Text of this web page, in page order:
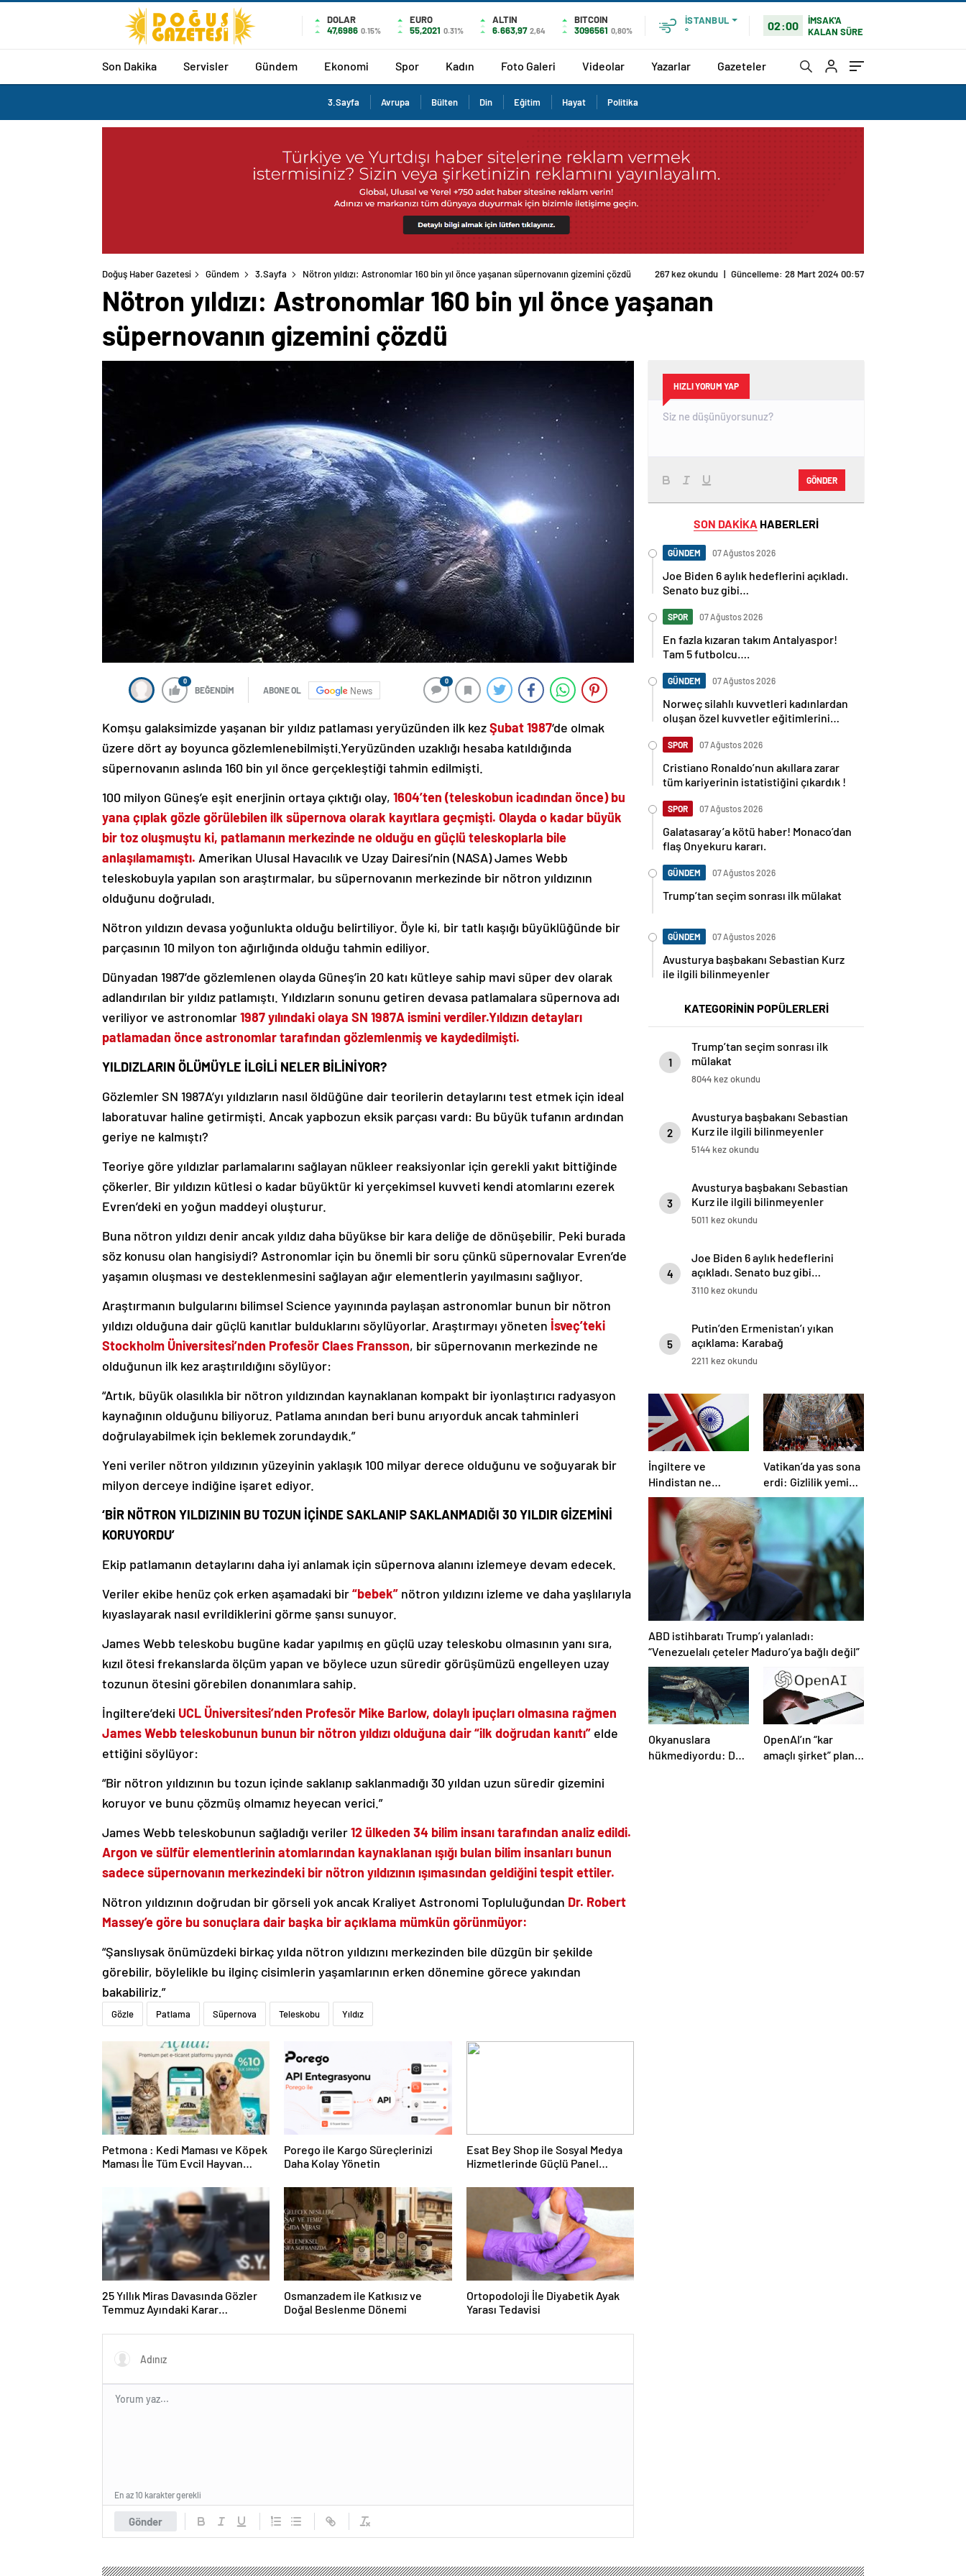
DOLAR
47,6986 0.15%
EURO
55,2021 0.31%
ALTIN
6.663,97 2,64
BITCOIN
3096561 0,80%
İSTANBUL
°
02:00
İMSAK'A
KALAN SÜRE
Son Dakika Servisler Gündem Ekonomi Spor Kadın Foto Galeri Videolar Yazarlar Gazeteler
3.Sayfa Avrupa Bülten Din Eğitim Hayat Politika
Doğuş Haber Gazetesi Gündem 3.Sayfa Nötron yıldızı: Astronomlar 160 bin yıl önce yaşanan süpernovanın gizemini çözdü 267 kez okundu | Güncelleme: 28 Mart 2024 00:57
Nötron yıldızı: Astronomlar 160 bin yıl önce yaşanan
süpernovanın gizemini çözdü
0
BEĞENDİM ABONE OL News
0
Komşu galaksimizde yaşanan bir yıldız patlaması yeryüzünden ilk kezŞubat 1987‘de olmak
üzere dört ay boyunca gözlemlenebilmişti.Yeryüzünden uzaklığı hesaba katıldığında
süpernovanın aslında 160 bin yıl önce gerçekleştiği tahmin edilmişti.
100 milyon Güneş’e eşit enerjinin ortaya çıktığı olay, 1604’ten (teleskobun icadından önce) bu
yana çıplak gözle görülebilen ilk süpernova olarak kayıtlara geçmişti. Olayda o kadar büyük
bir toz oluşmuştu ki, patlamanın merkezinde ne olduğu en güçlü teleskoplarla bile
anlaşılamamıştı. Amerikan Ulusal Havacılık ve Uzay Dairesi’nin (NASA) James Webb
teleskobuyla yapılan son araştırmalar, bu süpernovanın merkezinde bir nötron yıldızının
olduğunu doğruladı.
Nötron yıldızın devasa yoğunlukta olduğu belirtiliyor. Öyle ki, bir tatlı kaşığı büyüklüğünde bir
parçasının 10 milyon ton ağırlığında olduğu tahmin ediliyor.
Dünyadan 1987’de gözlemlenen olayda Güneş’in 20 katı kütleye sahip mavi süper dev olarak
adlandırılan bir yıldız patlamıştı. Yıldızların sonunu getiren devasa patlamalara süpernova adı
veriliyor ve astronomlar1987 yılındaki olaya SN 1987A ismini verdiler.Yıldızın detayları
patlamadan önce astronomlar tarafından gözlemlenmiş ve kaydedilmişti.
YILDIZLARIN ÖLÜMÜYLE İLGİLİ NELER BİLİNİYOR?
Gözlemler SN 1987A’yı yıldızların nasıl öldüğüne dair teorilerin detaylarını test etmek için ideal
laboratuvar haline getirmişti. Ancak yapbozun eksik parçası vardı: Bu büyük tufanın ardından
geriye ne kalmıştı?
Teoriye göre yıldızlar parlamalarını sağlayan nükleer reaksiyonlar için gerekli yakıt bittiğinde
çökerler. Bir yıldızın kütlesi o kadar büyüktür ki yerçekimsel kuvveti kendi atomlarını ezerek
Evren’deki en yoğun maddeyi oluşturur.
Buna nötron yıldızı denir ancak yıldız daha büyükse bir kara deliğe de dönüşebilir. Peki burada
söz konusu olan hangisiydi? Astronomlar için bu önemli bir soru çünkü süpernovalar Evren’de
yaşamın oluşması ve desteklenmesini sağlayan ağır elementlerin yayılmasını sağlıyor.
Araştırmanın bulgularını bilimsel Science yayınında paylaşan astronomlar bunun bir nötron
yıldızı olduğuna dair güçlü kanıtlar bulduklarını söylüyorlar. Araştırmayı yöneten İsveç’teki
Stockholm Üniversitesi’nden Profesör Claes Fransson, bir süpernovanın merkezinde ne
olduğunun ilk kez araştırıldığını söylüyor:
“Artık, büyük olasılıkla bir nötron yıldızından kaynaklanan kompakt bir iyonlaştırıcı radyasyon
kaynağının olduğunu biliyoruz. Patlama anından beri bunu arıyorduk ancak tahminleri
doğrulayabilmek için beklemek zorundaydık.”
Yeni veriler nötron yıldızının yüzeyinin yaklaşık 100 milyar derece olduğunu ve soğuyarak bir
milyon derceye indiğine işaret ediyor.
‘BİR NÖTRON YILDIZININ BU TOZUN İÇİNDE SAKLANIP SAKLANMADIĞI 30 YILDIR GİZEMİNİ
KORUYORDU’
Ekip patlamanın detaylarını daha iyi anlamak için süpernova alanını izlemeye devam edecek.
Veriler ekibe henüz çok erken aşamadaki bir“bebek” nötron yıldızını izleme ve daha yaşlılarıyla
kıyaslayarak nasıl evrildiklerini görme şansı sunuyor.
James Webb teleskobu bugüne kadar yapılmış en güçlü uzay teleskobu olmasının yanı sıra,
kızıl ötesi frekanslarda ölçüm yapan ve böylece uzun süredir görüşümüzü engelleyen uzay
tozunun ötesini görebilen donanımlara sahip.
İngiltere’deki UCL Üniversitesi’nden Profesör Mike Barlow, dolaylı ipuçları olmasına rağmen
James Webb teleskobunun bunun bir nötron yıldızı olduğuna dair “ilk doğrudan kanıtı” elde
ettiğini söylüyor:
“Bir nötron yıldızının bu tozun içinde saklanıp saklanmadığı 30 yıldan uzun süredir gizemini
koruyor ve bunu çözmüş olmamız heyecan verici.”
James Webb teleskobunun sağladığı veriler12 ülkeden 34 bilim insanı tarafından analiz edildi.
Argon ve sülfür elementlerinin atomlarından kaynaklanan ışığı bulan bilim insanları bunun
sadece süpernovanın merkezindeki bir nötron yıldızının ışımasından geldiğini tespit ettiler.
Nötron yıldızının doğrudan bir görseli yok ancak Kraliyet Astronomi Topluluğundan Dr. Robert
Massey’e göre bu sonuçlara dair başka bir açıklama mümkün görünmüyor:
“Şanslıysak önümüzdeki birkaç yılda nötron yıldızını merkezinden bile düzgün bir şekilde
görebilir, böylelikle bu ilginç cisimlerin yaşamlarının erken dönemine görece yakından
bakabiliriz.”
Gözle Patlama Süpernova Teleskobu Yıldız
Petmona : Kedi Maması ve Köpek
Maması İle Tüm Evcil Hayvan
Porego ile Kargo Süreçlerinizi
Daha Kolay Yönetin
Esat Bey Shop ile Sosyal Medya
Hizmetlerinde Güçlü Panel
25 Yıllık Miras Davasında Gözler
Temmuz Ayındaki Karar
Osmanzadem ile Katkısız ve
Doğal Beslenme Dönemi
Ortopodoloji İle Diyabetik Ayak
Yarası Tedavisi
Gönder
En az 10 karakter gerekli
HIZLI YORUM YAP
GÖNDER
SON DAKİKA HABERLERİ
GÜNDEM 07 Ağustos 2026
Joe Biden 6 aylık hedeflerini açıkladı.
Senato buz gibi…
SPOR 07 Ağustos 2026
En fazla kızaran takım Antalyaspor!
Tam 5 futbolcu….
GÜNDEM 07 Ağustos 2026
Norweç silahlı kuvvetleri kadınlardan
oluşan özel kuvvetler eğitimlerini
SPOR 07 Ağustos 2026
Cristiano Ronaldo’nun akıllara zarar
tüm kariyerinin istatistiğini çıkardık !
SPOR 07 Ağustos 2026
Galatasaray’a kötü haber! Monaco’dan
flaş Onyekuru kararı.
GÜNDEM 07 Ağustos 2026
Trump’tan seçim sonrası ilk mülakat
GÜNDEM 07 Ağustos 2026
Avusturya başbakanı Sebastian Kurz
ile ilgili bilinmeyenler
KATEGORİNİN POPÜLERLERİ
1
Trump’tan seçim sonrası ilk
mülakat
8044 kez okundu
2
Avusturya başbakanı Sebastian
Kurz ile ilgili bilinmeyenler
5144 kez okundu
3
Avusturya başbakanı Sebastian
Kurz ile ilgili bilinmeyenler
5011 kez okundu
4
Joe Biden 6 aylık hedeflerini
açıkladı. Senato buz gibi…
3110 kez okundu
5
Putin’den Ermenistan’ı yıkan
açıklama: Karabağ
Azerbaycan’ın ayrılmaz bir
2211 kez okundu
İngiltere ve
Hindistan ne
üzerine anlaştı?
Vatikan’da yas sona
erdi: Gizlilik yemini
edildi, seçim
başlıyor
ABD istihbaratı Trump’ı yalanladı:
“Venezuelalı çeteler Maduro’ya bağlı değil”
Okyanuslara
hükmediyordu: Dev
OpenAI’ın “kar
amaçlı şirket” planı